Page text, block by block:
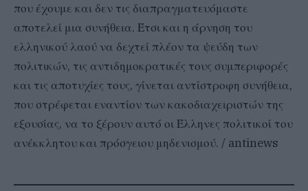
που έχουμε και δεν τις διαπραγματευόμαστε
αποτελεί μια συνήθεια. Έτσι και η άρνηση του
ελληνικού λαού να δεχτεί πλέον τα ψεύδη των
πολιτικών, τις αντιδημοκρατικές τους συμπεριφορές
και τις αποτυχίες τους, γίνεται αντίστροφη συνήθεια,
που στρέφεται εναντίον των κακοδιαχειριστών της
εξουσίας, να το ξέρουν αυτό οι Έλληνες πολιτικοί του
ανέκκλητου και πρόσγειου μηδενισμού. / antinews